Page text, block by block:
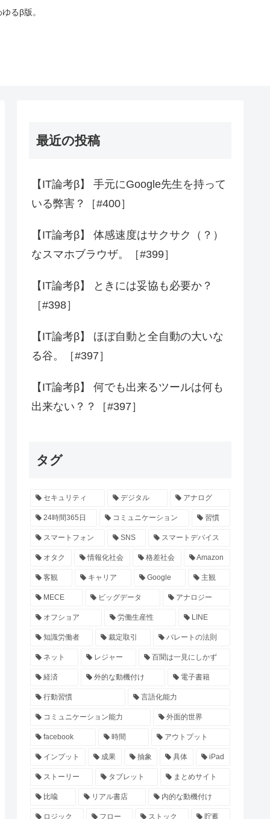
るβ版。
最近の投稿
【IT論考β】 手元にGoogle先生を持って
いる弊害？［#400］
【IT論考β】 体感速度はサクサク（？）
なスマホブラウザ。［#399］
【IT論考β】 ときには妥協も必要か？
［#398］
【IT論考β】 ほぼ自動と全自動の大いな
る谷。［#397］
【IT論考β】 何でも出来るツールは何も
出来ない？？［#397］
タグ
セキュリティ デジタル アナログ
24時間365日 コミュニケーション 習慣
スマートフォン SNS スマートデバイス
オタク 情報化社会 格差社会 Amazon
客観 キャリア Google 主観
MECE ビッグデータ アナロジー
オフショア 労働生産性 LINE
知識労働者 裁定取引 パレートの法則
ネット レジャー 百聞は一見にしかず
経済 外的な動機付け 電子書籍
行動習慣 言語化能力
コミュニケーション能力 外面的世界
facebook 時間 アウトプット
インプット 成果 抽象 具体 iPad
ストーリー タブレット まとめサイト
比喩 リアル書店 内的な動機付け
ロジック フロー ストック 貯蓄